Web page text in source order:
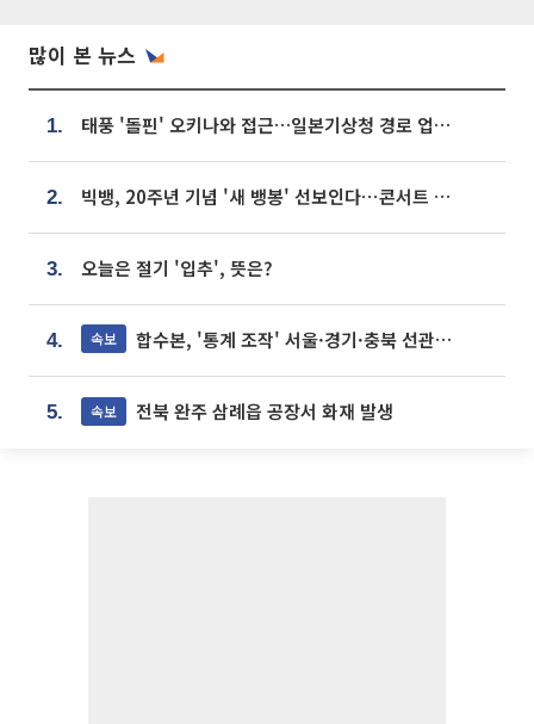
많이 본 뉴스
1. 태풍 '돌핀' 오키나와 접근…일본기상청 경로 업데이트
2. 빅뱅, 20주년 기념 '새 뱅봉' 선보인다⋯콘서트 앞두고 팝업 개최
3. 오늘은 절기 '입추', 뜻은?
4. 속보 합수본, '통계 조작' 서울·경기·충북 선관위 등 추가 압수수색
5. 속보 전북 완주 삼례읍 공장서 화재 발생